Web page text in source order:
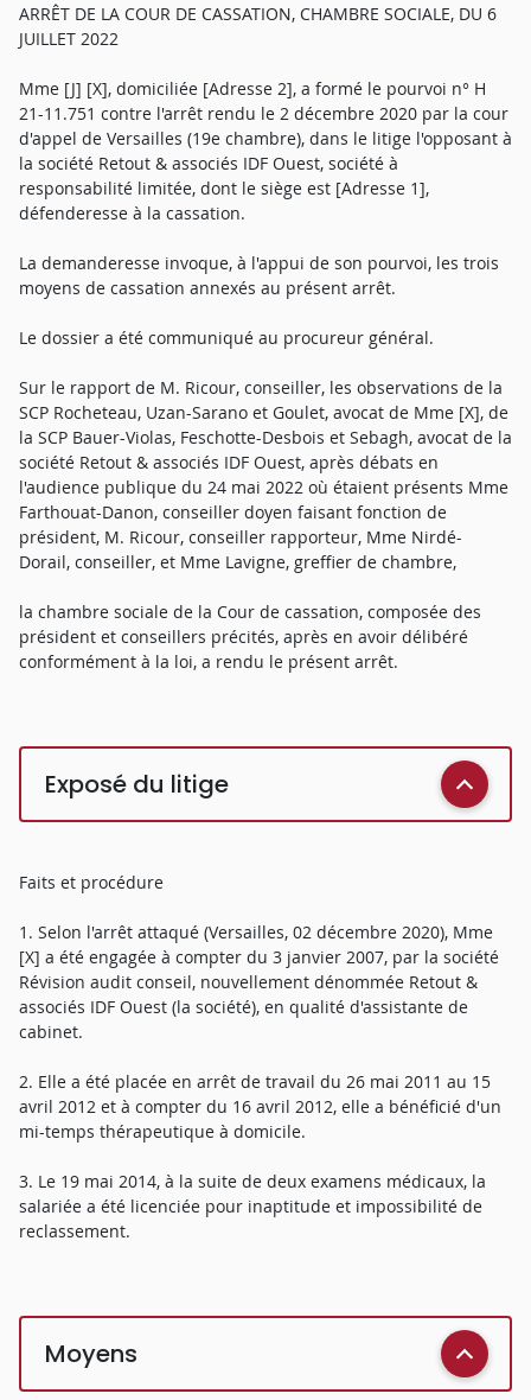
ARRÊT DE LA COUR DE CASSATION, CHAMBRE SOCIALE, DU 6
JUILLET 2022
Mme [J] [X], domiciliée [Adresse 2], a formé le pourvoi n° H
21-11.751 contre l'arrêt rendu le 2 décembre 2020 par la cour
d'appel de Versailles (19e chambre), dans le litige l'opposant à
la société Retout & associés IDF Ouest, société à
responsabilité limitée, dont le siège est [Adresse 1],
défenderesse à la cassation.
La demanderesse invoque, à l'appui de son pourvoi, les trois
moyens de cassation annexés au présent arrêt.
Le dossier a été communiqué au procureur général.
Sur le rapport de M. Ricour, conseiller, les observations de la
SCP Rocheteau, Uzan-Sarano et Goulet, avocat de Mme [X], de
la SCP Bauer-Violas, Feschotte-Desbois et Sebagh, avocat de la
société Retout & associés IDF Ouest, après débats en
l'audience publique du 24 mai 2022 où étaient présents Mme
Farthouat-Danon, conseiller doyen faisant fonction de
président, M. Ricour, conseiller rapporteur, Mme Nirdé-
Dorail, conseiller, et Mme Lavigne, greffier de chambre,
la chambre sociale de la Cour de cassation, composée des
président et conseillers précités, après en avoir délibéré
conformément à la loi, a rendu le présent arrêt.
Exposé du litige
Faits et procédure
1. Selon l'arrêt attaqué (Versailles, 02 décembre 2020), Mme
[X] a été engagée à compter du 3 janvier 2007, par la société
Révision audit conseil, nouvellement dénommée Retout &
associés IDF Ouest (la société), en qualité d'assistante de
cabinet.
2. Elle a été placée en arrêt de travail du 26 mai 2011 au 15
avril 2012 et à compter du 16 avril 2012, elle a bénéficié d'un
mi-temps thérapeutique à domicile.
3. Le 19 mai 2014, à la suite de deux examens médicaux, la
salariée a été licenciée pour inaptitude et impossibilité de
reclassement.
Moyens